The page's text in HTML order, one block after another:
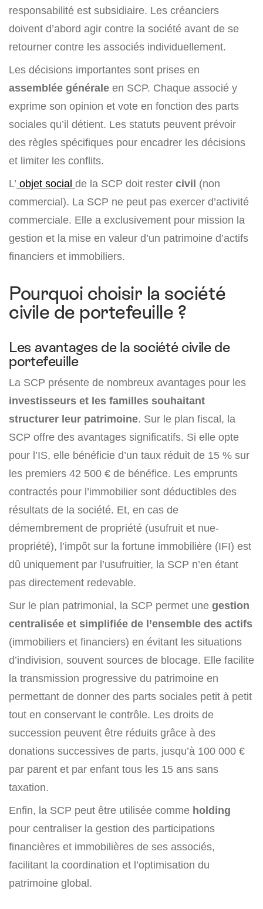
responsabilité est subsidiaire. Les créanciers
doivent d’abord agir contre la société avant de se
retourner contre les associés individuellement.
Les décisions importantes sont prises en
assemblée générale en SCP. Chaque associé y
exprime son opinion et vote en fonction des parts
sociales qu’il détient. Les statuts peuvent prévoir
des règles spécifiques pour encadrer les décisions
et limiter les conflits.
L’ objet social de la SCP doit rester civil (non
commercial). La SCP ne peut pas exercer d’activité
commerciale. Elle a exclusivement pour mission la
gestion et la mise en valeur d’un patrimoine d’actifs
financiers et immobiliers.
Pourquoi choisir la société
civile de portefeuille ?
Les avantages de la société civile de
portefeuille
La SCP présente de nombreux avantages pour les
investisseurs et les familles souhaitant
structurer leur patrimoine. Sur le plan fiscal, la
SCP offre des avantages significatifs. Si elle opte
pour l’IS, elle bénéficie d’un taux réduit de 15 % sur
les premiers 42 500 € de bénéfice. Les emprunts
contractés pour l’immobilier sont déductibles des
résultats de la société. Et, en cas de
démembrement de propriété (usufruit et nue-
propriété), l’impôt sur la fortune immobilière (IFI) est
dû uniquement par l’usufruitier, la SCP n’en étant
pas directement redevable.
Sur le plan patrimonial, la SCP permet une gestion
centralisée et simplifiée de l’ensemble des actifs
(immobiliers et financiers) en évitant les situations
d’indivision, souvent sources de blocage. Elle facilite
la transmission progressive du patrimoine en
permettant de donner des parts sociales petit à petit
tout en conservant le contrôle. Les droits de
succession peuvent être réduits grâce à des
donations successives de parts, jusqu’à 100 000 €
par parent et par enfant tous les 15 ans sans
taxation.
Enfin, la SCP peut être utilisée comme holding
pour centraliser la gestion des participations
financières et immobilières de ses associés,
facilitant la coordination et l’optimisation du
patrimoine global.